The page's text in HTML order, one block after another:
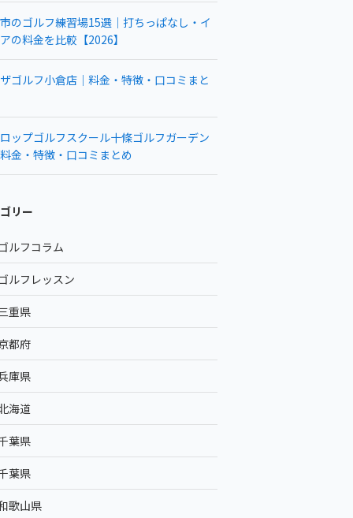
のゴルフ練習場15選｜打ちっぱなし・イ
の料金を比較【2026】
ゴルフ小倉店｜料金・特徴・口コミまと
ップゴルフスクール十條ゴルフガーデン
金・特徴・口コミまとめ
リー
ルフコラム
ルフレッスン
重県
都府
庫県
海道
葉県
葉県
歌山県